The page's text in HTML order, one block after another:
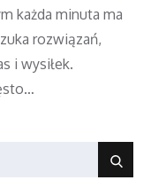
każda minuta ma
rozwiązań,
i wysiłek.
Search